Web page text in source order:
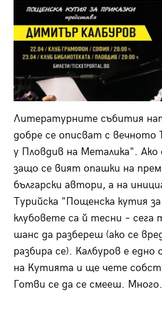
Литературните събития
добре се описват с вечното
у Пловдив на Металика".
защо се вият опашки на
български автори, а на
Турийска "Пощенска кутия за
клубовете са й тесни – сега
шанс да разбереш (ако се
разбира се). Калбуров е
на Кутията и ще чете
Готви се да се смееш. Много.